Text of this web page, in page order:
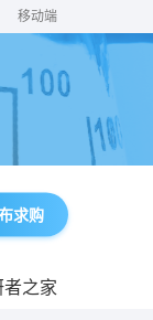
移动端
求购
之家